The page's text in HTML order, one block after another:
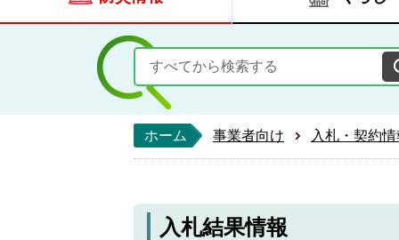
ホーム 事業者向け 入札・契約
入札結果情報